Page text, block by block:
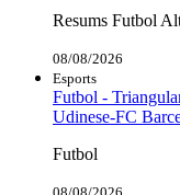
Resums Futbol
08/08/2026
Esports
Futbol -
Udinese-FC
Futbol